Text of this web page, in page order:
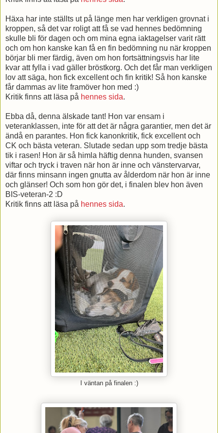
Häxa har inte ställts ut på länge men har verkligen grovnat i
kroppen, så det var roligt att få se vad hennes bedömning
skulle bli för dagen och om mina egna iaktagelser varit rätt
och om hon kanske kan få en fin bedömning nu när kroppen
börjar bli mer färdig, även om hon fortsättningsvis har lite
kvar att fylla i vad gäller bröstkorg. Och det får man verkligen
lov att säga, hon fick excellent och fin kritik! Så hon kanske
får dammas av lite framöver hon med :)
Kritik finns att läsa på hennes sida.
Ebba då, denna älskade tant! Hon var ensam i
veteranklassen, inte för att det är några garantier, men det är
ändå en parantes. Hon fick kanonkritik, fick excellent och
CK och bästa veteran. Slutade sedan upp som tredje bästa
tik i rasen! Hon är så himla häftig denna hunden, svansen
viftar och tryck i traven när hon är inne och vänstervarvar,
där finns minsann ingen gnutta av ålderdom när hon är inne
och glänser! Och som hon gör det, i finalen blev hon även
BIS-veteran-2 :D
Kritik finns att läsa på hennes sida.
I väntan på finalen :)